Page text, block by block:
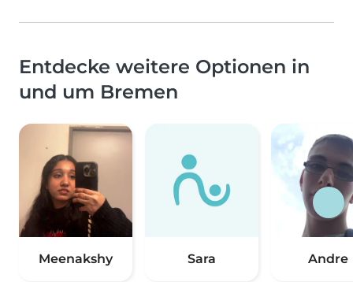
Entdecke weitere Optionen in
und um Bremen
Meenakshy Sara Andre